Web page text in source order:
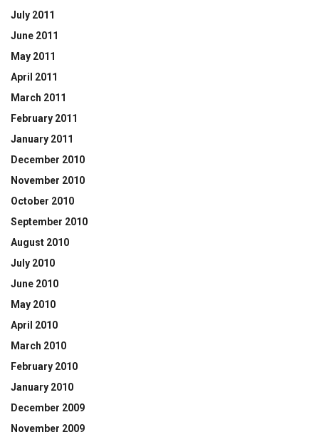
July 2011
June 2011
May 2011
April 2011
March 2011
February 2011
January 2011
December 2010
November 2010
October 2010
September 2010
August 2010
July 2010
June 2010
May 2010
April 2010
March 2010
February 2010
January 2010
December 2009
November 2009